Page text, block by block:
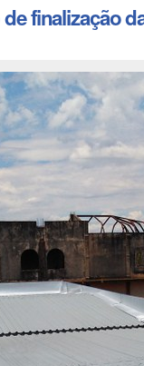
finalização